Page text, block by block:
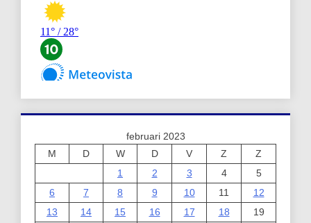
februari 2023
M
D W D V Z
Z
1
2 3 4
5
6
7 8 9 10 11
12
13
14 15 16 17 18
19